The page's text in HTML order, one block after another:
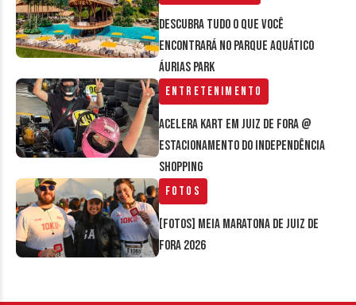
Descubra tudo o que você
encontrará no parque aquático
Áurias Park
Entretenimento
Acelera Kart em Juiz de Fora @
estacionamento do Independência
Shopping
Fotos
[FOTOS] Meia Maratona de Juiz de
Fora 2026